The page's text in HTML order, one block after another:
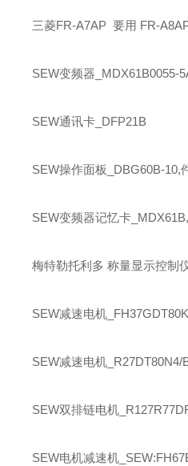
三菱FR-A7AP 要用 FR-
SEW变频器_MDX61B0055-
SEW通讯卡_DFP21B
SEW操作面板_DBG60B-10,
SEW变频器记忆卡
梅特勒托利多 称量显示控制
SEW减速电机
SEW减速电机_R27DT80N4/
SEW双排链电机
SEW电机减速机